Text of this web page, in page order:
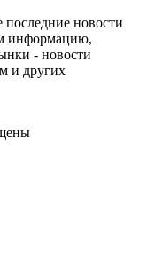
последние новости
информацию,
- новости
и других